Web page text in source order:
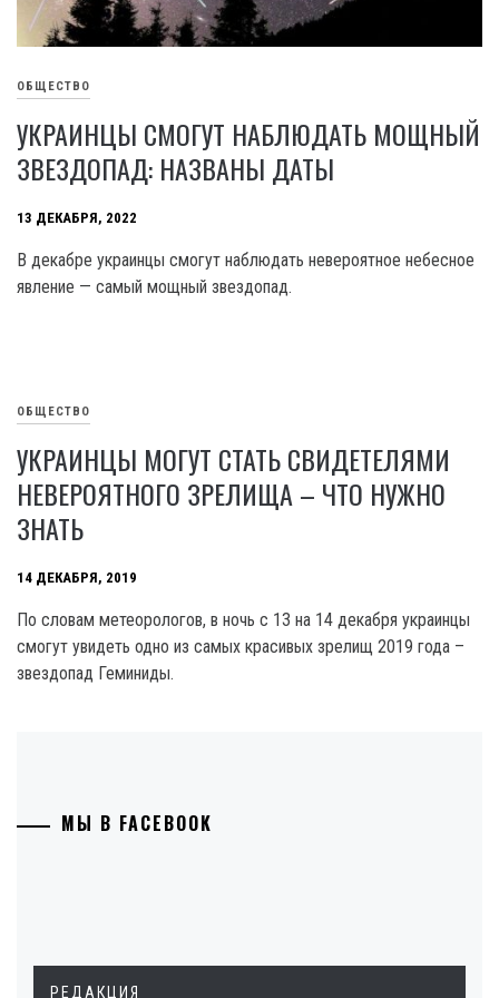
ОБЩЕСТВО
УКРАИНЦЫ СМОГУТ НАБЛЮДАТЬ МОЩНЫЙ
ЗВЕЗДОПАД: НАЗВАНЫ ДАТЫ
13 ДЕКАБРЯ, 2022
В декабре украинцы смогут наблюдать невероятное небесное
явление — самый мощный звездопад.
ОБЩЕСТВО
УКРАИНЦЫ МОГУТ СТАТЬ СВИДЕТЕЛЯМИ
НЕВЕРОЯТНОГО ЗРЕЛИЩА – ЧТО НУЖНО
ЗНАТЬ
14 ДЕКАБРЯ, 2019
По словам метеорологов, в ночь с 13 на 14 декабря украинцы
смогут увидеть одно из самых красивых зрелищ 2019 года –
звездопад Геминиды.
МЫ В FACEBOOK
РЕДАКЦИЯ